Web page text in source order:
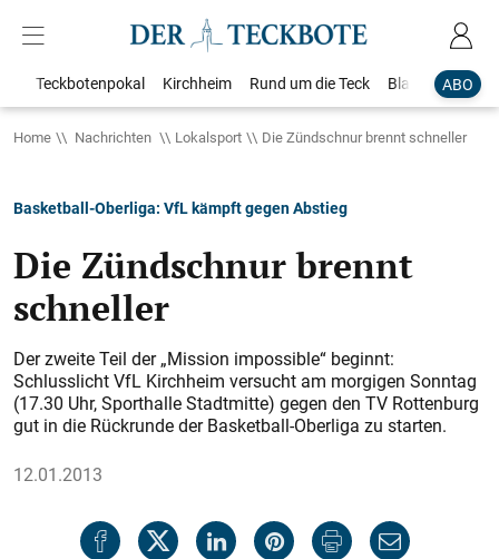
ABO
Teckbotenpokal Kirchheim Rund um die Teck Blaulicht
Home Nachrichten Lokalsport Die Zündschnur brennt schneller
Basketball-Oberliga: VfL kämpft gegen Abstieg
Die Zündschnur brennt
schneller
Der zweite Teil der „Mission impossible“ beginnt:
Schlusslicht VfL Kirchheim versucht am morgigen Sonntag
(17.30 Uhr, Sporthalle Stadtmitte) gegen den TV Rottenburg
gut in die Rückrunde der Basketball-­Oberliga zu starten.
12.01.2013